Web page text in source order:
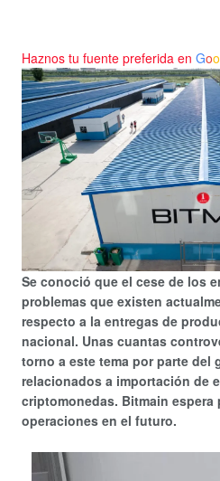
Haznos tu fuente preferida en Goo
Se conoció que el cese de los
problemas que existen
respecto a la entregas de
nacional. Unas cuantas
torno a este tema por parte del
relacionados a importación de
criptomonedas. Bitmain espera
operaciones en el futuro.